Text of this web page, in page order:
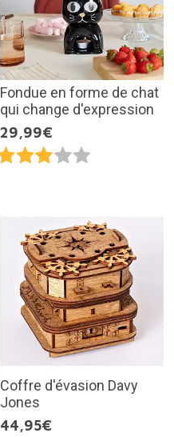
Fondue en forme de chat
qui change d'expression
29,99€
Coffre d'évasion Davy
Jones
44,95€